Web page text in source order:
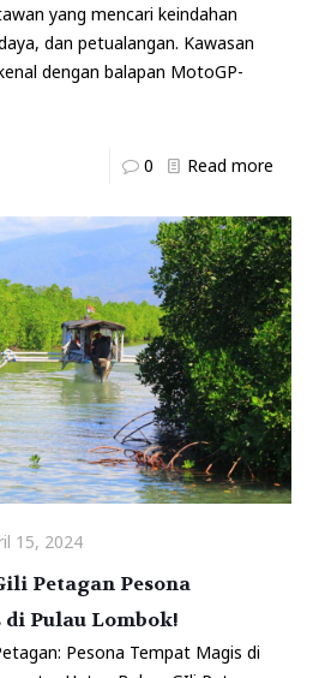
yang mencari keindahan
dan petualangan. Kawasan
dengan balapan MotoGP-
0 Read more
15, 2024
Petagan Pesona
Pulau Lombok!
Pesona Tempat Magis di